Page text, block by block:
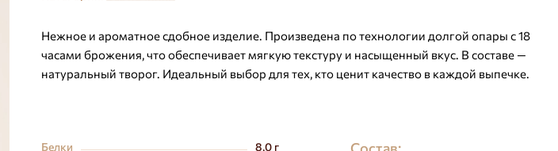
Нежное и ароматное сдобное изделие. Произведена по технологии долгой опары с 18
часами брожения, что обеспечивает мягкую текстуру и насыщенный вкус. В составе —
натуральный творог. Идеальный выбор для тех, кто ценит качество в каждой выпечке.
Белки
8,0 г